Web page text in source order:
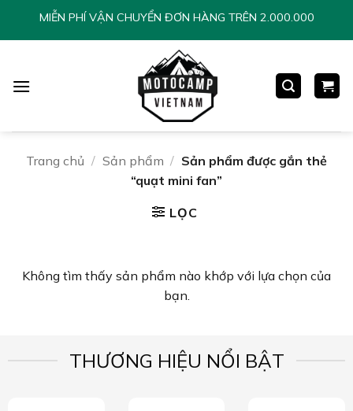
ChuyểnMIỄN PHÍ VẬN CHUYỂN ĐƠN HÀNG TRÊN 2.000.000
Trang chủ / Sản phẩm / Sản phẩm được gắn thẻ
“quạt mini fan”
LỌC
Không tìm thấy sản phẩm nào khớp với lựa chọn của
bạn.
THƯƠNG HIỆU NỔI BẬT